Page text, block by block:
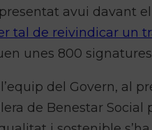
avui davant
tal de reivindicar un
unes 800
del Govern, al
de Benestar Social